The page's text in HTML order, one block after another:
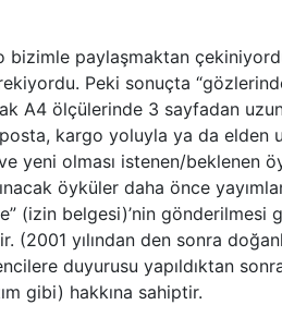
bizimle paylaşmaktan
Peki sonuçta
A4 ölçülerinde 3 sayfadan
kargo yoluyla ya da elden
yeni olması istenen/beklenen
öyküler daha önce
(izin belgesi)’nin
(2001 yılından den sonra
duyurusu yapıldıktan
gibi) hakkına sahiptir.